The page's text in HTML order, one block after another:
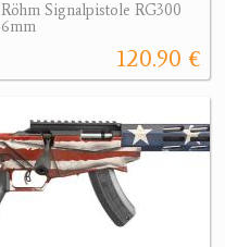
Röhm Signalpistole RG300
6mm
120.90 €